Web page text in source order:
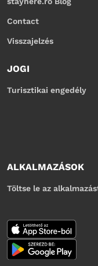
Contact
Visszajelzés
JOGI
Turisztikai engedély
ALKALMAZÁSOK
Töltse le az